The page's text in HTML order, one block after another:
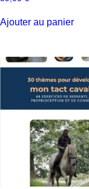
Ajouter au panier